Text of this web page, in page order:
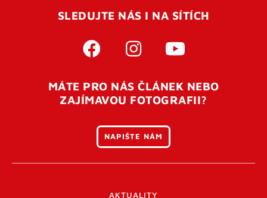
SLEDUJTE NÁS I NA SÍTÍCH
MÁTE PRO NÁS ČLÁNEK NEBO
ZAJÍMAVOU FOTOGRAFII?
NAPIŠTE NÁM
AKTUALITY